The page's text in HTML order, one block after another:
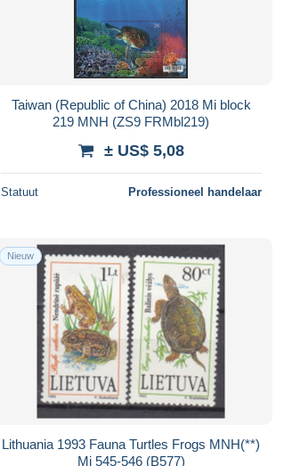
Taiwan (Republic of China) 2018 Mi block
219 MNH (ZS9 FRMbl219)
± US$ 5,08
Statuut Professioneel handelaar
Nieuw
Lithuania 1993 Fauna Turtles Frogs MNH(**)
Mi 545-546 (B577)